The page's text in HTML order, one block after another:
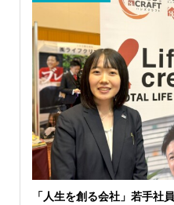
「人生を創る会社」若手社